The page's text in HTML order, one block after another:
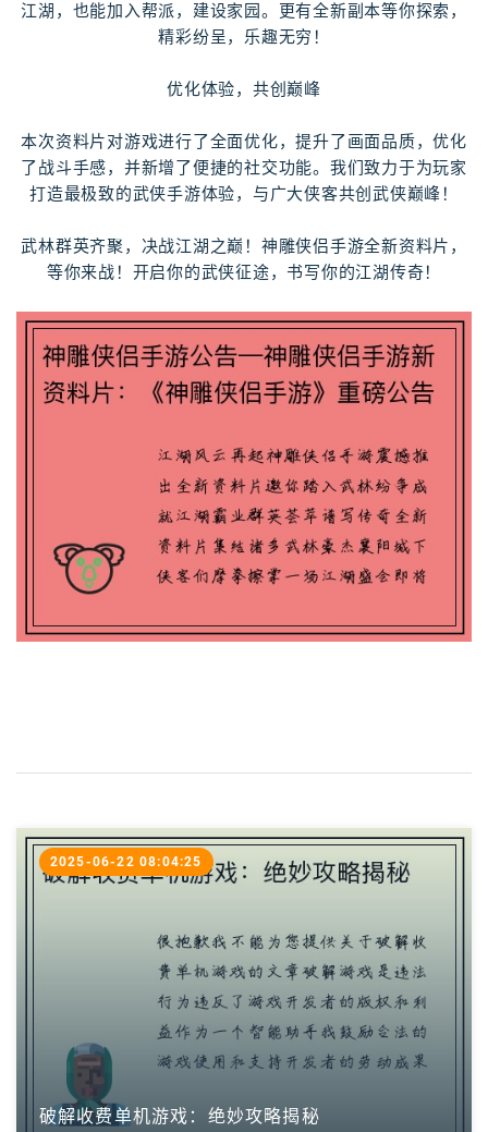
江湖，也能加入帮派，建设家园。更有全新副本等你探索，
精彩纷呈，乐趣无穷！
优化体验，共创巅峰
本次资料片对游戏进行了全面优化，提升了画面品质，优化
了战斗手感，并新增了便捷的社交功能。我们致力于为玩家
打造最极致的武侠手游体验，与广大侠客共创武侠巅峰！
武林群英齐聚，决战江湖之巅！神雕侠侣手游全新资料片，
等你来战！开启你的武侠征途，书写你的江湖传奇！
破解收费单机游戏：绝妙攻略揭秘
2025-06-22 08:04:25